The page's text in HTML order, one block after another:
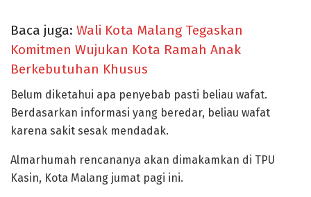
Baca juga: Wali Kota Malang Tegaskan
Komitmen Wujukan Kota Ramah Anak
Berkebutuhan Khusus
Belum diketahui apa penyebab pasti beliau wafat.
Berdasarkan informasi yang beredar, beliau wafat
karena sakit sesak mendadak.
Almarhumah rencananya akan dimakamkan di TPU
Kasin, Kota Malang jumat pagi ini.